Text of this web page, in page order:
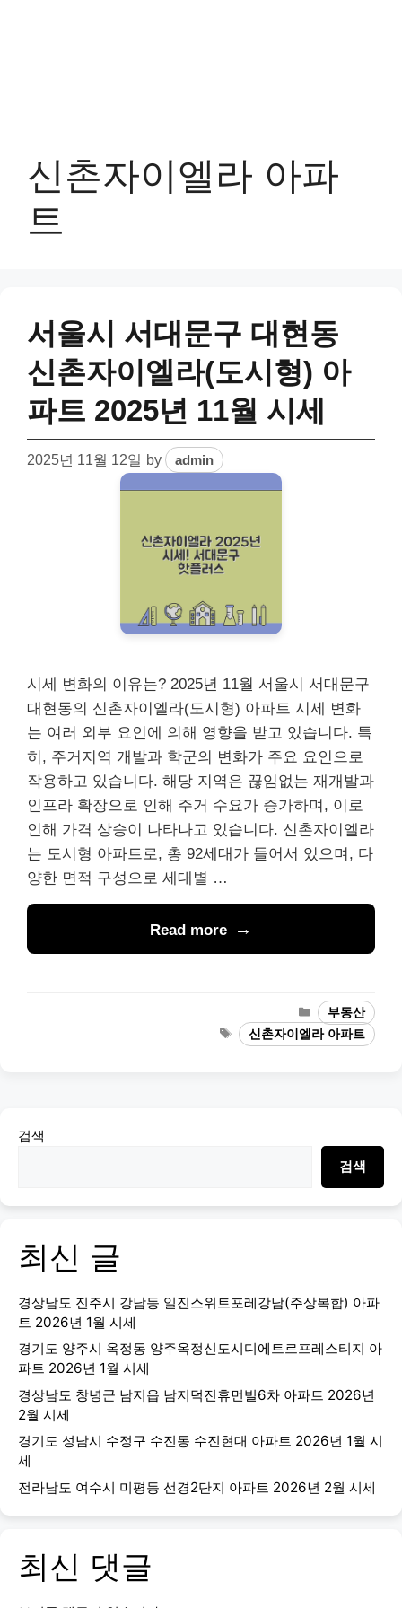
신촌자이엘라 아파
트
서울시 서대문구 대현동
신촌자이엘라(도시형) 아
파트 2025년 11월 시세
2025년 11월 12일 by admin
시세 변화의 이유는? 2025년 11월 서울시 서대문구
대현동의 신촌자이엘라(도시형) 아파트 시세 변화
는 여러 외부 요인에 의해 영향을 받고 있습니다. 특
히, 주거지역 개발과 학군의 변화가 주요 요인으로
작용하고 있습니다. 해당 지역은 끊임없는 재개발과
인프라 확장으로 인해 주거 수요가 증가하며, 이로
인해 가격 상승이 나타나고 있습니다. 신촌자이엘라
는 도시형 아파트로, 총 92세대가 들어서 있으며, 다
양한 면적 구성으로 세대별 …
Read more
Categories
부동산
Tags
신촌자이엘라 아파트
검색
검색
최신 글
경상남도 진주시 강남동 일진스위트포레강남(주상복합) 아파
트 2026년 1월 시세
경기도 양주시 옥정동 양주옥정신도시디에트르프레스티지 아
파트 2026년 1월 시세
경상남도 창녕군 남지읍 남지덕진휴먼빌6차 아파트 2026년
2월 시세
경기도 성남시 수정구 수진동 수진현대 아파트 2026년 1월 시
세
전라남도 여수시 미평동 선경2단지 아파트 2026년 2월 시세
최신 댓글